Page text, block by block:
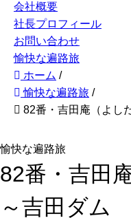
会社概要
社長プロフィール
お問い合わせ
愉快な遍路旅
ホーム /
愉快な遍路旅 /
82番・吉田庵（よし
愉快な遍路旅
82番・吉田
～吉田ダム